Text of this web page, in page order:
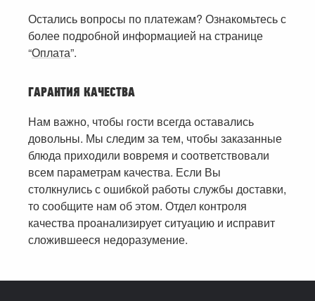
Остались вопросы по платежам? Ознакомьтесь с
более подробной информацией на странице
“Оплата”.
ГАРАНТИЯ КАЧЕСТВА
Нам важно, чтобы гости всегда оставались
довольны. Мы следим за тем, чтобы заказанные
блюда приходили вовремя и соответствовали
всем параметрам качества. Если Вы
столкнулись с ошибкой работы службы доставки,
то сообщите нам об этом. Отдел контроля
качества проанализирует ситуацию и исправит
сложившееся недоразумение.